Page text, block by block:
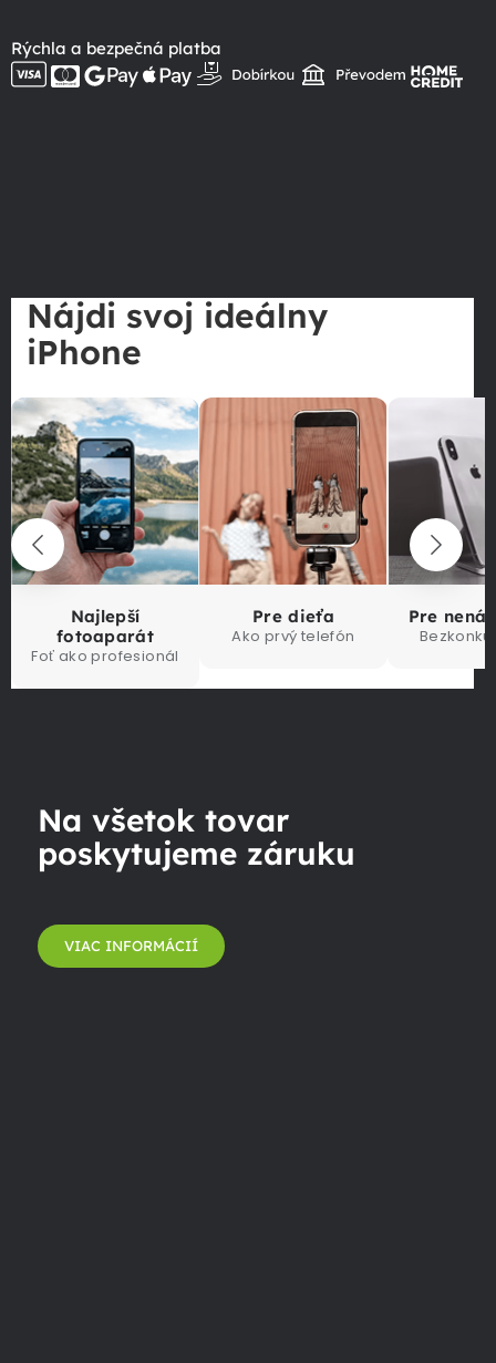
Rýchla a bezpečná platba
Nájdi svoj ideálny
iPhone
Najlepší
fotoaparát
Foť ako profesionál
Pre dieťa
Ako prvý telefón
Pre
Na všetok tovar
poskytujeme záruku
VIAC INFORMÁCIÍ